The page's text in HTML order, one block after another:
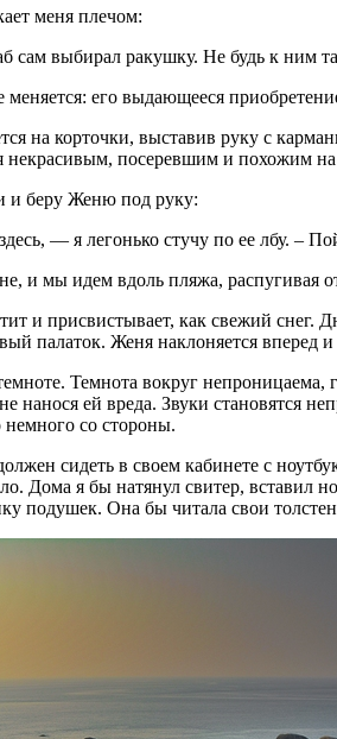
меня плечом:
сам выбирал ракушку. Не будь к ним
его выдающееся
на корточки, выставив руку с
некрасивым, посеревшим и похожим
и беру Женю под руку:
— я легонько стучу по ее лбу. –
и мы идем вдоль пляжа,
и присвистывает, как свежий снег.
палаток. Женя наклоняется вперед
Темнота вокруг непроницаема,
нанося ей вреда. Звуки становятся
немного со стороны.
сидеть в своем кабинете с
Дома я бы натянул свитер,
подушек. Она бы читала свои